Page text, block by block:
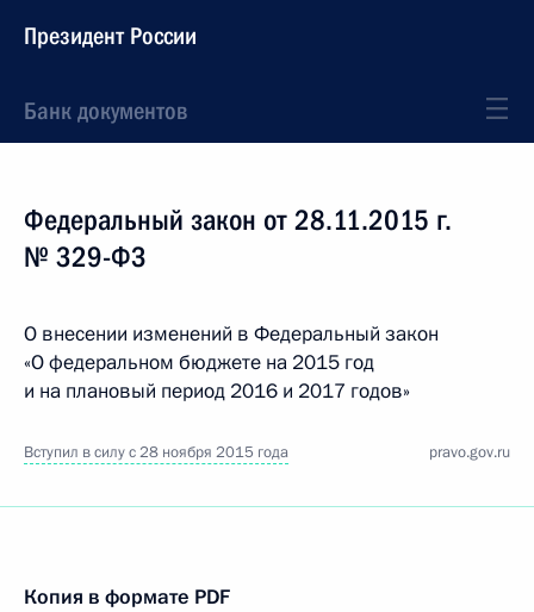
Президент России
Банк документов
Федеральный закон от 28.11.2015 г.
№ 329-ФЗ
О внесении изменений в Федеральный закон
«О федеральном бюджете на 2015 год
и на плановый период 2016 и 2017 годов»
Вступил в силу с 28 ноября 2015 года pravo.gov.ru
Копия в формате PDF